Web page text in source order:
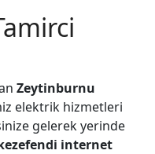
Zeytinburnu
elektrik hizmetleri
gelerek yerinde
internet